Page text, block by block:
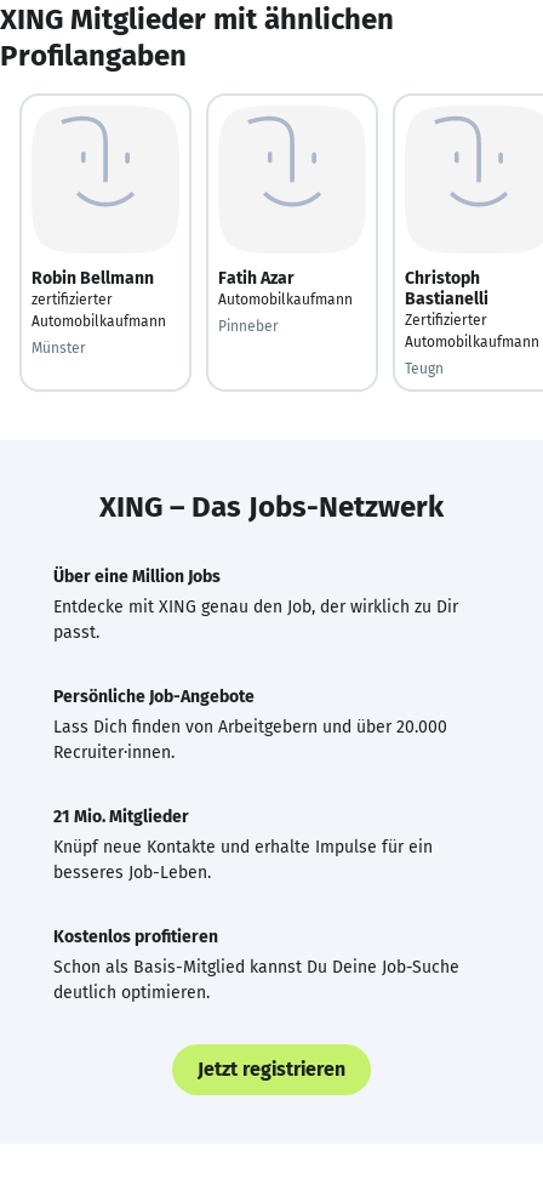
XING Mitglieder mit ähnlichen
Profilangaben
Robin Bellmann
zertifizierter
Automobilkaufmann
Münster
Fatih Azar
Automobilkaufmann
Pinneber
Christoph
Bastianelli
Zertifizierter
Automobilkaufmann
Teugn
XING – Das Jobs-Netzwerk
Über eine Million Jobs
Entdecke mit XING genau den Job, der wirklich zu Dir
passt.
Persönliche Job-Angebote
Lass Dich finden von Arbeitgebern und über 20.000
Recruiter·innen.
21 Mio. Mitglieder
Knüpf neue Kontakte und erhalte Impulse für ein
besseres Job-Leben.
Kostenlos profitieren
Schon als Basis-Mitglied kannst Du Deine Job-Suche
deutlich optimieren.
Jetzt registrieren